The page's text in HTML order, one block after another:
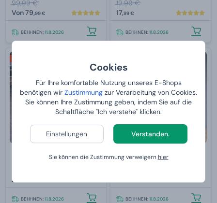
Cookies
Für Ihre komfortable Nutzung unseres E-Shops
benötigen wir Zustimmung zur Verarbeitung von Cookies.
Sie können Ihre Zustimmung geben, indem Sie auf die
Schaltfläche "Ich verstehe" klicken.
Einstellungen Verstanden.
Sie können die Zustimmung verweigernhier
99,99 €
Von79,99 €
BEI IHNEN:11.8.2026
19,99 €
17,99 €
BEI IHNEN:11.8.2026
Leder-Flachmann - braun mit
28,
BEI IHNEN:11.8.2026
Bestseller
Truhe mit Prosecco + Schloss,
BEI IHNEN:11.8.2026